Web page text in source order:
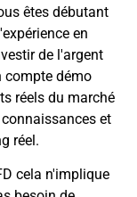
êtes débutant
en
de l'argent
compte démo
réels du marché
et
réel.
cela n'implique